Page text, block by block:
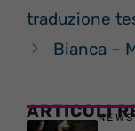
traduzione
Bianca –
ARTICOLINEWS